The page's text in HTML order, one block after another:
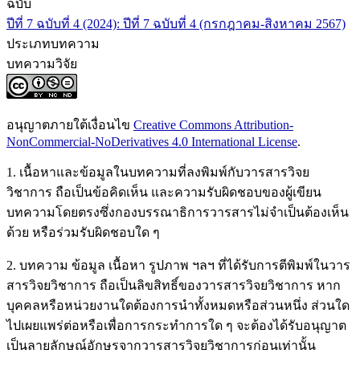
ฉบับ
ปีที่ 7 ฉบับที่ 4 (2024): ปีที่ 7 ฉบับที่ 4 (กรกฎาคม-สิงหาคม 2567)
ประเภทบทความ
บทความวิจัย
อนุญาตภายใต้เงื่อนไข Creative Commons Attribution-
NonCommercial-NoDerivatives 4.0 International License.
1. เนื้อหาและข้อมูลในบทความที่ลงพิมพ์กับวารสารวิจย
วิชาการ ถือเป็นข้อคิดเห็น และความรับผิดชอบของผู้เขียน
บทความโดยตรงซึ่งกองบรรณาธิการวารสารไม่จำเป็นต้องเห็น
ด้วย หรือร่วมรับผิดชอบใด ๆ
2. บทความ ข้อมูล เนื้อหา รูปภาพ ฯลฯ ที่ได้รับการตีพิมพ์ในวาร
สารวิจยวิชาการ ถือเป็นลิขสิทธิ์ของวารสารวิจยวิชาการ หาก
บุคคลหรือหน่วยงานใดต้องการนำทั้งหมดหรือส่วนหนึ่ง ส่วนใด
ไปเผยแพร่ต่อหรือเพื่อการกระทำการใด ๆ จะต้องได้รับอนุญาต
เป็นลายลักษณ์อักษรจากวารสารวิจยวิชาการก่อนเท่านั้น